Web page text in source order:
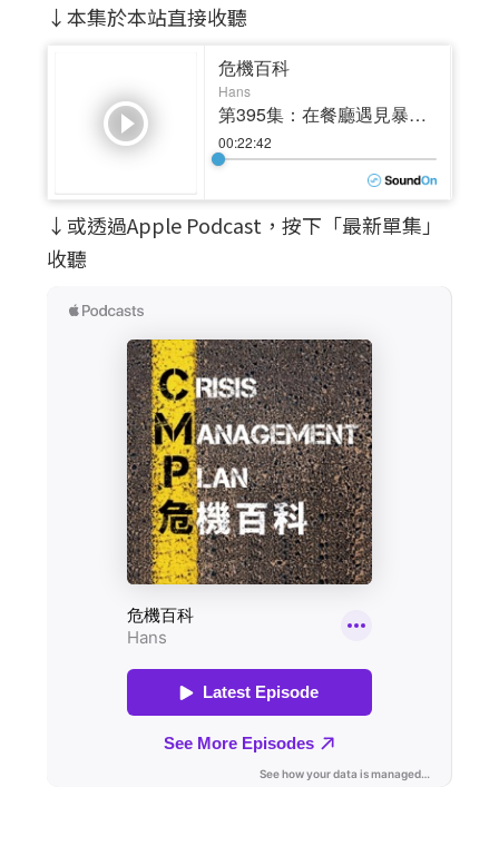
↓本集於本站直接收聽
↓或透過Apple Podcast，按下「最新單集」
收聽